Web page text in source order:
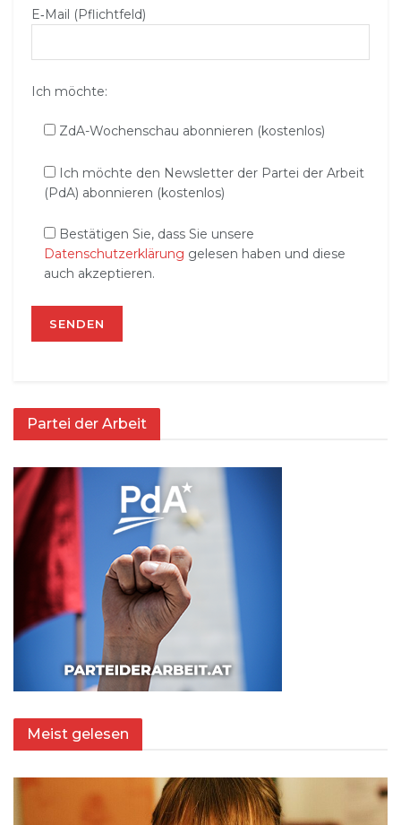
E‑Mail (Pflichtfeld)
Ich möchte:
ZdA-Wochenschau abonnieren (kostenlos)
Ich möchte den Newsletter der Partei der Arbeit
(PdA) abonnieren (kostenlos)
Bestätigen Sie, dass Sie unsere
Datenschutzerklärung gelesen haben und diese
auch akzeptieren.
Partei der Arbeit
Meist gelesen